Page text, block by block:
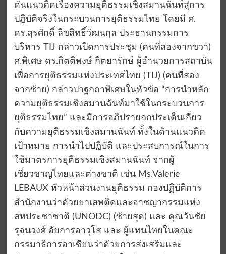
ดันแนวคิดเรื่องความยุติธรรมเชิงสมานฉันท์สู่การ
ปฏิบัติจริงในกระบวนการยุติธรรมไทย โดยมี ศ.
ดร.สุรศักดิ์ ลิขสิทธิ์วัฒนกุล ประธานกรรมการ
บริหาร TIJ กล่าวเปิดการประชุม (คนที่สองจากขวา)
ศ.พิเศษ ดร.กิตติพงษ์ กิตยารักษ์ ผู้อำนวยการสถาบัน
เพื่อการยุติธรรมแห่งประเทศไทย (TIJ) (คนที่สอง
จากซ้าย) กล่าวปาฐกถาพิเศษในหัวข้อ “การนำหลัก
ความยุติธรรมเชิงสมานฉันท์มาใช้ในกระบวนการ
ยุติธรรมไทย” และมีการอภิปรายถกประเด็นเกี่ยว
กับความยุติธรรมเชิงสมานฉันท์ ทั้งในด้านแนวคิด
เป้าหมาย การนำไปปฏิบัติ และประสบการณ์ในการ
ใช้มาตรการยุติธรรมเชิงสมานฉันท์ จากผู้
เชี่ยวชาญไทยและต่างชาติ เช่น Ms.Valerie
LEBAUX หัวหน้าส่วนงานยุติธรรม กองปฏิบัติการ
สำนักงานว่าด้วยยาเสพติดและอาชญากรรมแห่ง
สหประชาชาติ (UNODC) (ซ้ายสุด) และ คุณวันชัย
รุจนวงศ์ อัยการอาวุโส และ ผู้แทนไทยในคณะ
กรรมาธิการอาเซียนว่าด้วยการส่งเสริมและ